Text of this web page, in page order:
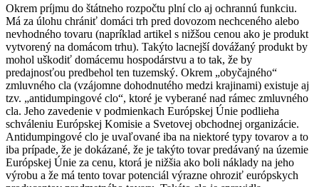
Okrem príjmu do štátneho rozpočtu plní clo aj ochrannú funkciu.
Má za úlohu chrániť domáci trh pred dovozom nechceného alebo
nevhodného tovaru (napríklad artikel s nižšou cenou ako je produkt
vytvorený na domácom trhu). Takýto lacnejší dovážaný produkt by
mohol uškodiť domácemu hospodárstvu a to tak, že by
predajnosťou predbehol ten tuzemský. Okrem „obyčajného“
zmluvného cla (vzájomne dohodnutého medzi krajinami) existuje aj
tzv. „antidumpingové clo“, ktoré je vyberané nad rámec zmluvného
cla. Jeho zavedenie v podmienkach Európskej Únie podlieha
schváleniu Európskej Komisie a Svetovej obchodnej organizácie.
Antidumpingové clo je uvaľované iba na niektoré typy tovarov a to
iba prípade, že je dokázané, že je takýto tovar predávaný na územie
Európskej Únie za cenu, ktorá je nižšia ako boli náklady na jeho
výrobu a že má tento tovar potenciál výrazne ohroziť európskych